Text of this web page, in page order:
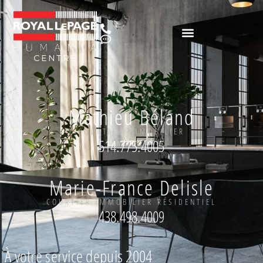
Mathieu Béland
COURTIER IMMOBILIER
514.775.4005
Marie-France Delisle
COURTIER IMMOBILIER RÉSIDENTIEL
438.498.4009
À votre service depuis 2004